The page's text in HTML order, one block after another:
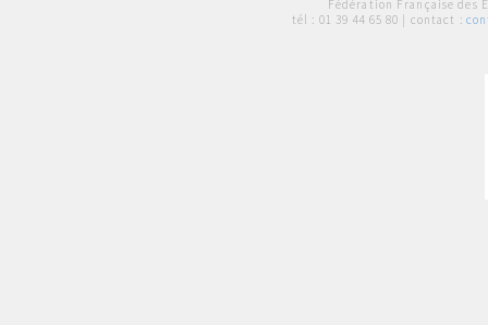
Fédération Française des
tél : 01 39 44 65 80 | contact :